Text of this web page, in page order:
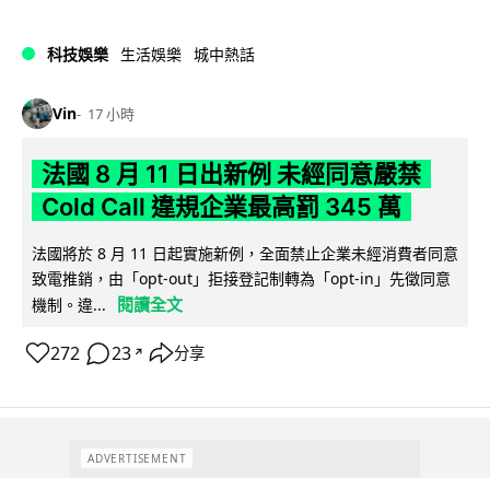
科技娛樂 生活娛樂 城中熱話
Vin 17 小時
法國 8 月 11 日出新例 未經同意嚴禁
Cold Call 違規企業最高罰 345 萬
法國將於 8 月 11 日起實施新例，全面禁止企業未經消費者同意
致電推銷，由「opt-out」拒接登記制轉為「opt-in」先徵同意
機制。違...
閱讀全文
272 23 ↗ 分享
ADVERTISEMENT